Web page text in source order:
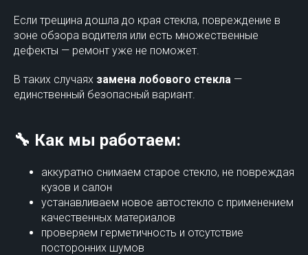
Если трещина дошла до края стекла, повреждение в
зоне обзора водителя или есть множественные
дефекты — ремонт уже не поможет.
В таких случаях замена лобового стекла —
единственный безопасный вариант.
🔧 Как мы работаем:
аккуратно снимаем старое стекло, не повреждая
кузов и салон
устанавливаем новое автостекло с применением
качественных материалов
проверяем герметичность и отсутствие
посторонних шумов